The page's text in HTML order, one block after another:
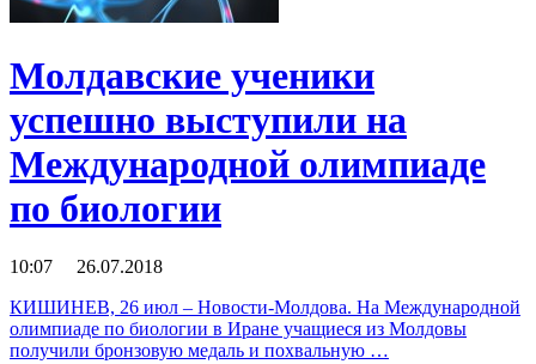
Молдавские ученики
успешно выступили на
Международной олимпиаде
по биологии
10:07 26.07.2018
КИШИНЕВ, 26 июл – Новости-Молдова. На Международной
олимпиаде по биологии в Иране учащиеся из Молдовы
получили бронзовую медаль и похвальную …